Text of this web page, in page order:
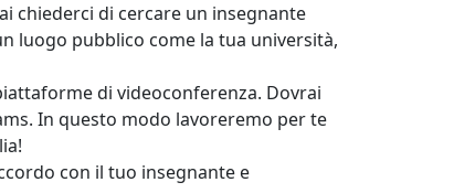
chiederci di cercare un insegnante
luogo pubblico come la tua università,
di videoconferenza. Dovrai
In questo modo lavoreremo per te
con il tuo insegnante e